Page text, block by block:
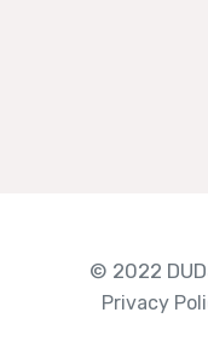
© 2022
Privacy